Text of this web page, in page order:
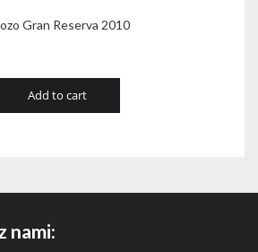
Gran Reserva 2010
Add to cart
nami: